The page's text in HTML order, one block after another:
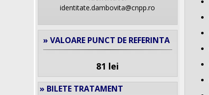
identitate.dambovita@cnpp.ro
» VALOARE PUNCT DE REFERINTA
81 lei
» BILETE TRATAMENT